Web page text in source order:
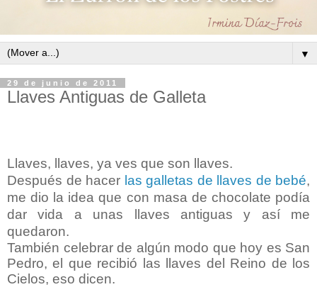
▼
29 de junio de 2011
Llaves Antiguas de Galleta
Llaves, llaves, ya ves que son llaves.
Después de hacer las galletas de llaves de bebé,
me dio la idea que con masa de chocolate podía
dar vida a unas llaves antiguas y así me
quedaron.
También celebrar de algún modo que hoy es San
Pedro, el que recibió las llaves del Reino de los
Cielos, eso dicen.